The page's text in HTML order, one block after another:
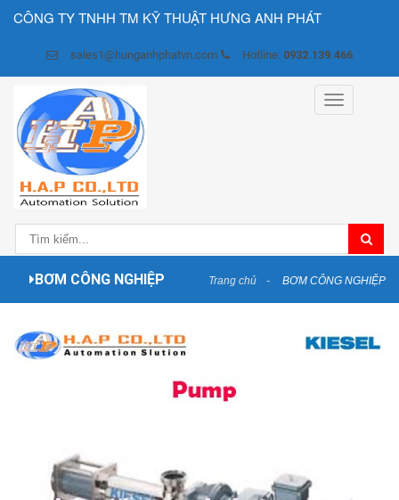
CÔNG TY TNHH TM KỸ THUẬT HƯNG ANH PHÁT
sales1@hunganhphatvn.com Hotline: 0932.139.466
Toggle
navigation
BƠM CÔNG NGHIỆP Trang chủ BƠM CÔNG NGHIỆP